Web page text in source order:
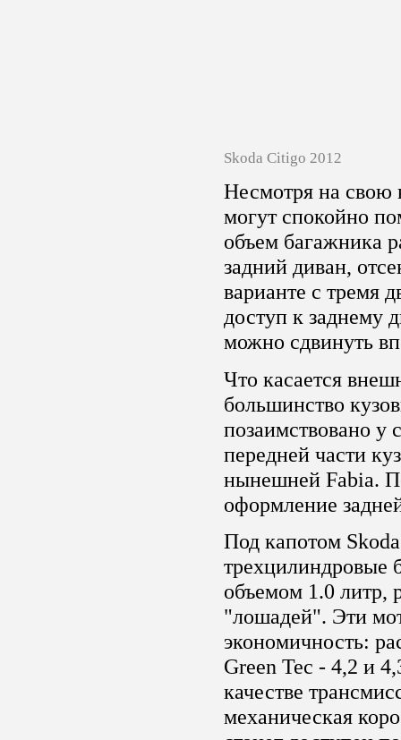
Skoda Citigo 2012
Несмотря на свою
могут спокойно
объем багажника
задний диван,
варианте с тремя
доступ к заднему
можно сдвинуть
Что касается
большинство
позаимствовано у
передней части
нынешней Fabia.
оформление
Под капотом
трехцилиндровые
объемом 1.0 литр,
"лошадей". Эти
экономичность:
Green Tec - 4,2 и
качестве
механическая